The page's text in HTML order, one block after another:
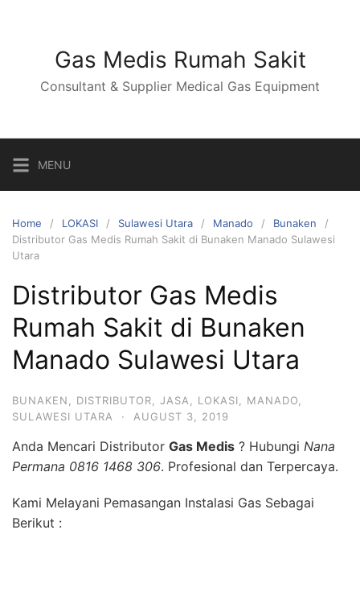
Gas Medis Rumah Sakit
Consultant & Supplier Medical Gas Equipment
MENU
Home LOKASI Sulawesi Utara Manado
Bunaken
Distributor Gas Medis Rumah Sakit di Bunaken Manado Sulawesi
Utara
Distributor Gas Medis
Rumah Sakit di Bunaken
Manado Sulawesi Utara
BUNAKEN DISTRIBUTOR JASA LOKASI MANADO
SULAWESI UTARA
· AUGUST 3, 2019
Anda Mencari Distributor Gas Medis ? Hubungi Nana
Permana 0816 1468 306. Profesional dan Terpercaya.
Kami Melayani Pemasangan Instalasi Gas Sebagai
Berikut :